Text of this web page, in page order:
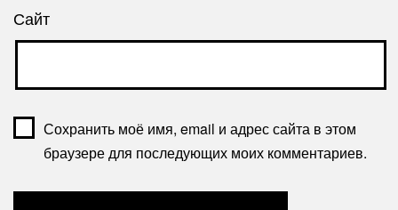
Сайт
Сохранить моё имя, email и адрес сайта в этом
браузере для последующих моих комментариев.